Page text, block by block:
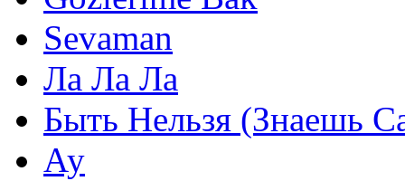
Sevaman
Ла Ла Ла
Быть Нельзя (Знаешь
Ау